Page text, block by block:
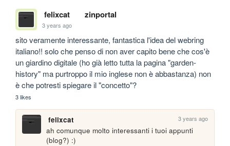
felixcat zinportal
3 years ago
sito veramente interessante, fantastica l'idea del webring
italiano!! solo che penso di non aver capito bene che cos'è
un giardino digitale (ho già letto tutta la pagina "garden-
history" ma purtroppo il mio inglese non è abbastanza) non
è che potresti spiegare il "concetto"?
3 likes
felixcat 3 years ago
ah comunque molto interessanti i tuoi appunti
(blog?) :)